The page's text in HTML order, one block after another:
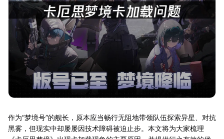
作为“梦境号”的舰长，原本应当畅行无阻地带领队伍探索异星、对抗
黑雾，但现实中却屡屡因技术障碍被迫止步。本文将为大家梳理